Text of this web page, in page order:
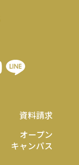
資料請求
オープン
キャンパス